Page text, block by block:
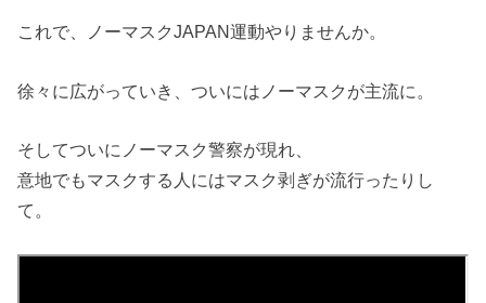
これで、ノーマスクJAPAN運動やりませんか。
徐々に広がっていき、ついにはノーマスクが主流に。
そしてついにノーマスク警察が現れ、
意地でもマスクする人にはマスク剥ぎが流行ったりし
て。